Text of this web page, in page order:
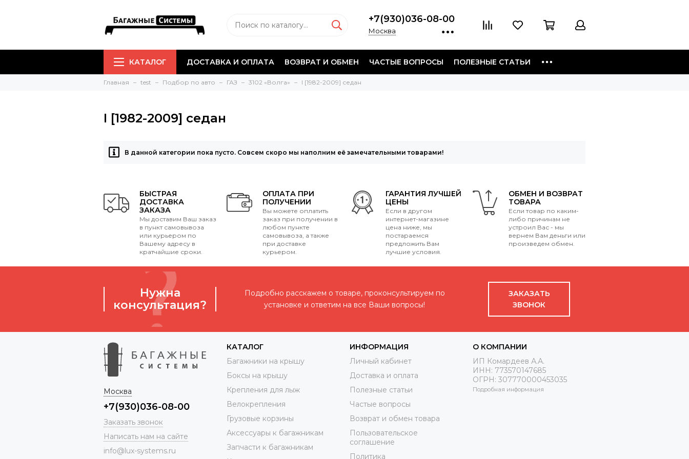
+7(930)036-08-00
Москва
КАТАЛОГ ДОСТАВКА И ОПЛАТА ВОЗВРАТ И ОБМЕН ЧАСТЫЕ ВОПРОСЫ ПОЛЕЗНЫЕ СТАТЬИ
Главная test Подбор по авто ГАЗ 3102 «Волга» I [1982-2009] седан
I [1982-2009] седан
В данной категории пока пусто. Совсем скоро мы наполним её замечательными товарами!
БЫСТРАЯ
ДОСТАВКА
ЗАКАЗА
Мы доставим Ваш заказ
в пункт самовывоза
или курьером по
Вашему адресу в
кратчайшие сроки.
ОПЛАТА ПРИ
ПОЛУЧЕНИИ
Вы можете оплатить
заказ при получении в
любом пункте
самовывоза, а также
при доставке
курьером.
ГАРАНТИЯ ЛУЧШЕЙ
ЦЕНЫ
Если в другом
интернет-магазине
цена ниже, мы
постараемся
предложить Вам
лучшие условия.
ОБМЕН И ВОЗВРАТ
ТОВАРА
Если товар по каким-
либо причинам не
устроил Вас - мы
вернем Вам деньги или
произведем обмен.
Нужна
консультация?
Подробно расскажем о товаре, проконсультируем по
установке и ответим на все Ваши вопросы!
ЗАКАЗАТЬ
ЗВОНОК
Москва
+7(930)036-08-00
Заказать звонок
Написать нам на сайте
info@lux-systems.ru
КАТАЛОГ
Багажники на крышу
Боксы на крышу
Крепления для лыж
Велокрепления
Грузовые корзины
Аксессуары к багажникам
Запчасти к багажникам
ИНФОРМАЦИЯ
Личный кабинет
Доставка и оплата
Полезные статьи
Частые вопросы
Возврат и обмен товара
Пользовательское
соглашение
Политика
О КОМПАНИИ
ИП Комардеев А.А.
ИНН: 773570147685
ОГРН: 307770000453035
Подробная информация